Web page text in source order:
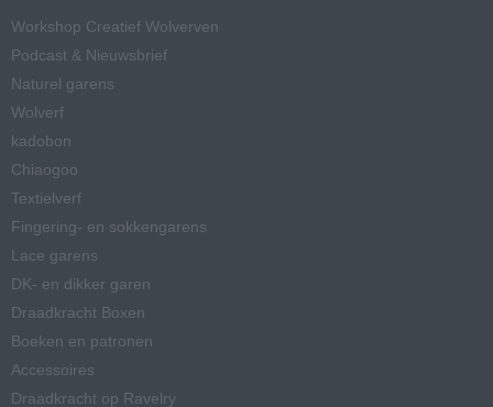
Workshop Creatief Wolverven
Podcast & Nieuwsbrief
Naturel garens
Wolverf
kadobon
Chiaogoo
Textielverf
Fingering- en sokkengarens
Lace garens
DK- en dikker garen
Draadkracht Boxen
Boeken en patronen
Accessoires
Draadkracht op Ravelry